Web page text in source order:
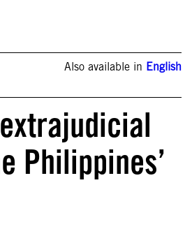
Also available in English
Philippines’